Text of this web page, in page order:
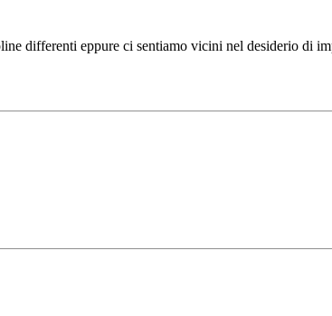
differenti eppure ci sentiamo vicini nel desiderio di